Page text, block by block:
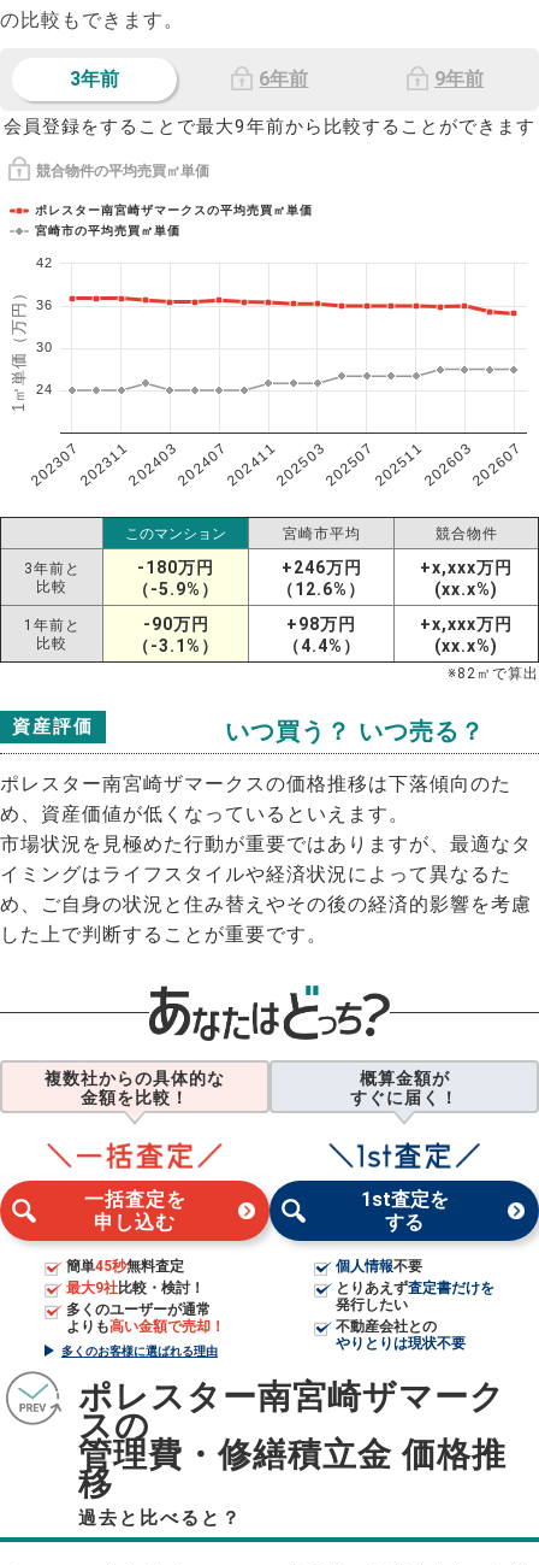
の比較もできます。
3年前 6年前 9年前
会員登録をすることで最大9年前から比較することができます
競合物件の平均売買㎡単価
1㎡単価（万円）
ポレスター南宮崎ザマークスの平均売買㎡単価
宮崎市の平均売買㎡単価
202307202311202403202407202411202503202507202511202603202607
24
30
36
42
このマンション 宮崎市平均 競合物件
3年前と
比較
-180万円
（-5.9%）
+246万円
（12.6%）
+x,xxx万円
(xx.x%)
1年前と
比較
-90万円
（-3.1%）
+98万円
（4.4%）
+x,xxx万円
(xx.x%)
※82 ㎡で算出
資産評価 いつ買う？ いつ売る？
ポレスター南宮崎ザマークスの価格推移は下落傾向のた
め、資産価値が低くなっているといえます。
市場状況を見極めた行動が重要ではありますが、最適なタ
イミングはライフスタイルや経済状況によって異なるた
め、ご自身の状況と住み替えやその後の経済的影響を考慮
した上で判断することが重要です。
複数社からの具体的な
金額を比較！
一括査定を
申し込む
簡単45秒無料査定
最大9社比較・検討！
多くのユーザーが通常
よりも高い金額で売却！
多くのお客様に選ばれる理由
概算金額が
すぐに届く！
1st査定を
する
個人情報不要
とりあえず査定書だけを
発行したい
不動産会社との
やりとりは現状不要
ポレスター南宮崎ザマーク
スの
管理費・修繕積立金 価格推
移
過去と比べると？